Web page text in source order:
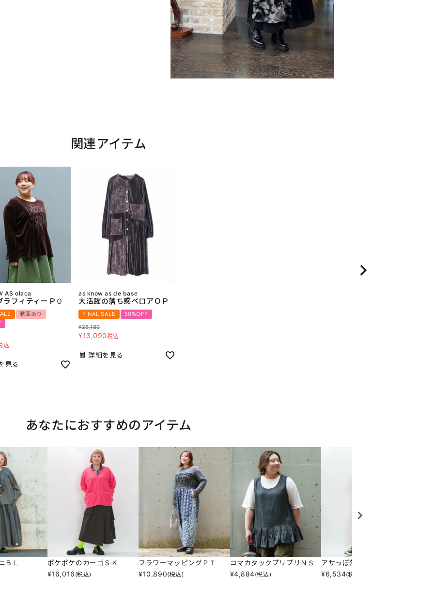
関連アイテム
AS olaca
ラフィティーＰＯ
動画あり
込
見る
as know as de base
大活躍の落ち感ベロアＯＰ
FINAL SALE
50%OFF
¥26,180
¥13,090税込
詳細を見る
あなたにおすすめのアイテム
ＢＬ
ポケポケのカーゴＳＫ
¥16,016 (税込)
フラワーマッピングＰＴ
¥10,890(税込)
コマカタックプリプリＮＳ
¥4,884(税込)
アサっぽ落ち感ポケパン
¥6,534(税込)